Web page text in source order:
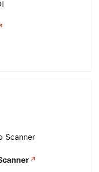
en una pestaña
↗
en una pestaña